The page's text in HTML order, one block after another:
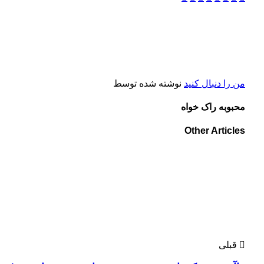
من را دنبال کنید نوشته شده توسط
محبوبه راک خواه
Other Articles
قبلی